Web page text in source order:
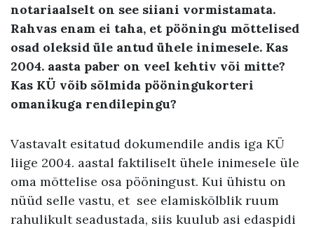
notariaalselt on see siiani vormistamata.
Rahvas enam ei taha, et pööningu mõttelised
osad oleksid üle antud ühele inimesele. Kas
2004. aasta paber on veel kehtiv või mitte?
Kas KÜ võib sõlmida pööningukorteri
omanikuga rendilepingu?
Vastavalt esitatud dokumendile andis iga KÜ
liige 2004. aastal faktiliselt ühele inimesele üle
oma mõttelise osa pööningust. Kui ühistu on
nüüd selle vastu, et see elamiskõlblik ruum
rahulikult seadustada, siis kuulub asi edaspidi